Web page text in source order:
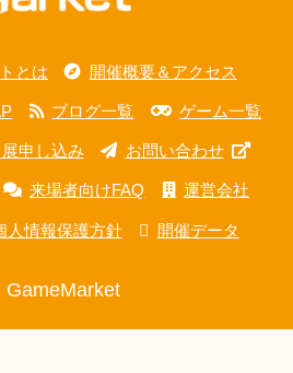
とは 開催概要＆アクセス
ブログ一覧 ゲーム一覧
申し込み お問い合わせ
来場者向けFAQ 運営会社
人情報保護方針 開催データ
GameMarket